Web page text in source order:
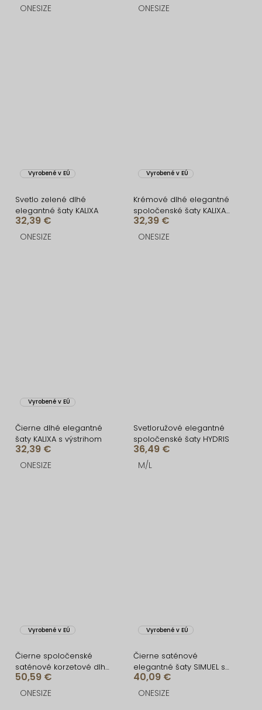
ONESIZE ONESIZE
Vyrobené v EÚ
Svetlo zelené dlhé
elegantné šaty KALIXA
32,39 €
ONESIZE
Vyrobené v EÚ
Krémové dlhé elegantné
spoločenské šaty KALIXA
s výstrihom
32,39 €
ONESIZE
Vyrobené v EÚ
Čierne dlhé elegantné
šaty KALIXA s výstrihom
32,39 €
ONESIZE
Svetloružové elegantné
spoločenské šaty HYDRIS
36,49 €
M/L
Vyrobené v EÚ
Čierne spoločenské
saténové korzetové dlhé
šaty ZONTIRE
50,59 €
ONESIZE
Vyrobené v EÚ
Čierne saténové
elegantné šaty SIMUEL so
šnurovaním
40,09 €
ONESIZE